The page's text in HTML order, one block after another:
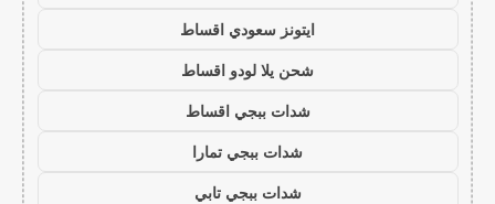
ايتونز سعودي اقساط
شحن يلا لودو اقساط
شدات ببجي اقساط
شدات ببجي تمارا
شدات ببجي تابي